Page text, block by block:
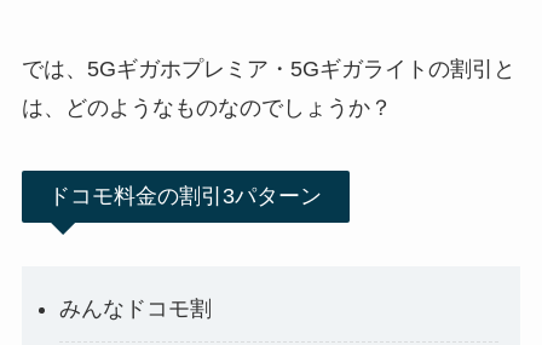
では、5Gギガホプレミア・5Gギガライトの割引と
は、どのようなものなのでしょうか？
ドコモ料金の割引3パターン
みんなドコモ割